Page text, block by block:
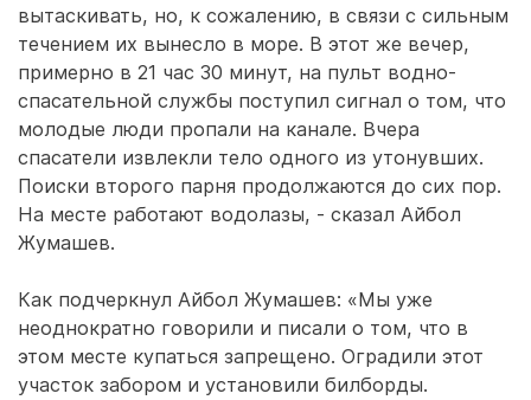
вытаскивать, но, к сожалению, в связи с сильным
течением их вынесло в море. В этот же вечер,
примерно в 21 час 30 минут, на пульт водно-
спасательной службы поступил сигнал о том, что
молодые люди пропали на канале. Вчера
спасатели извлекли тело одного из утонувших.
Поиски второго парня продолжаются до сих пор.
На месте работают водолазы, - сказал Айбол
Жумашев.
Как подчеркнул Айбол Жумашев: «Мы уже
неоднократно говорили и писали о том, что в
этом месте купаться запрещено. Оградили этот
участок забором и установили билборды.